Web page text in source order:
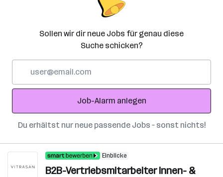
Sollen wir dir neue Jobs für genau diese
Suche schicken?
Adresse
Job-Alarm anlegen
Du erhältst nur neue passende Jobs – sonst nichts!
Einblicke
B2B-Vertriebsmitarbeiter Innen- &